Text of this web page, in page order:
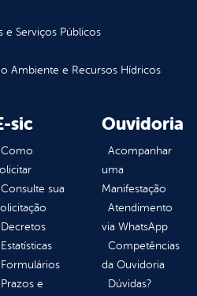
e Serviços Públicos
Ambiente e Recursos Hídricos
sic
Como
Consulte sua
Decretos
Estatísticas
Formulários
Prazos e
Ouvidoria
Acompanhar
uma
Manifestação
Atendimento
via WhatsApp
Competências
da Ouvidoria
Dúvidas?